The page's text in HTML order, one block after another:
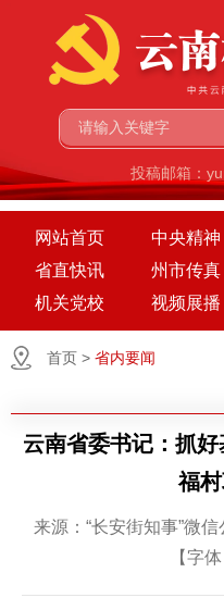
投稿邮箱：
网站首页 中央精神
省直快讯
州市传真
机关党校
视频展播
首页 > 省内要闻
云南省委书记：抓
福
来源：“长安街知事”微
【字体